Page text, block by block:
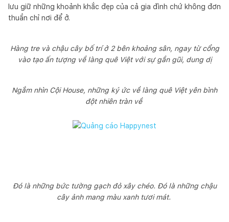
lưu giữ những khoảnh khắc đẹp của cả gia đình chứ không đơn
thuần chỉ nơi để ở.
Hàng tre và chậu cây bố trí ở 2 bên khoảng sân, ngay từ cổng
vào tạo ấn tượng về làng quê Việt với sự gần gũi, dung dị
Ngắm nhìn Cội House, những ký ức về làng quê Việt yên bình
đột nhiên tràn về
Đó là những bức tường gạch đỏ xây chéo. Đó là những chậu
cây ảnh mang màu xanh tươi mát.